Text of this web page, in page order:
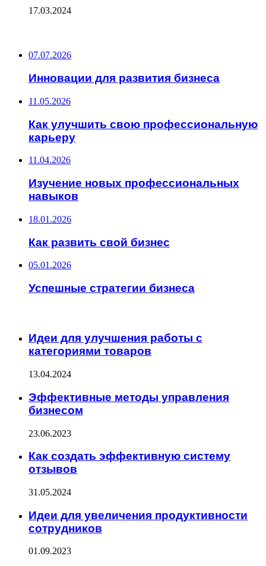
17.03.2024
07.07.2026
Инновации для развития бизнеса
11.05.2026
Как улучшить свою профессиональную
карьеру
11.04.2026
Изучение новых профессиональных
навыков
18.01.2026
Как развить свой бизнес
05.01.2026
Успешные стратегии бизнеса
Идеи для улучшения работы с
категориями товаров
13.04.2024
Эффективные методы управления
бизнесом
23.06.2023
Как создать эффективную систему
отзывов
31.05.2024
Идеи для увеличения продуктивности
сотрудников
01.09.2023